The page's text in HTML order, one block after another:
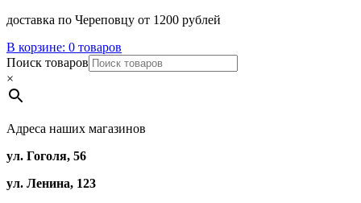
доставка по Череповцу от 1200 рублей
В корзине: 0 товаров
Поиск товаров
×
Адреса наших магазинов
ул. Гоголя, 56
ул. Ленина, 123